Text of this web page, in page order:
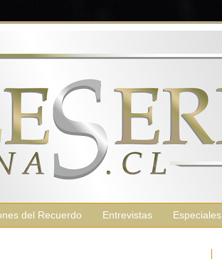
del Recuerdo Entrevistas Especiales